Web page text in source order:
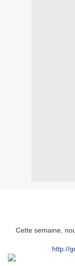
Cette semaine,
http://